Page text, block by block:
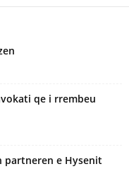
qe i rrembeu
partneren e Hysenit